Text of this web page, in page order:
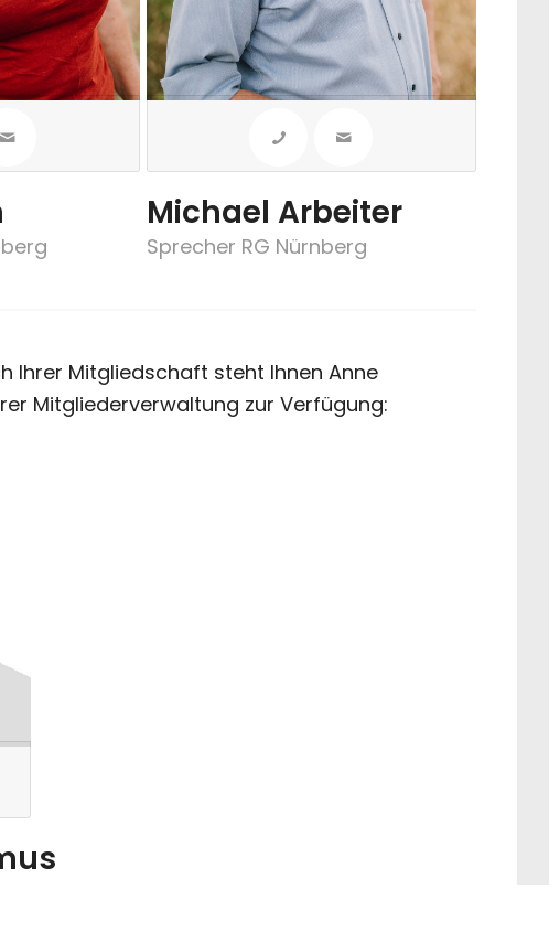
Michael Arbeiter
Sprecher RG Nürnberg
Ihrer Mitgliedschaft steht Ihnen Anne
Mitgliederverwaltung zur Verfügung: